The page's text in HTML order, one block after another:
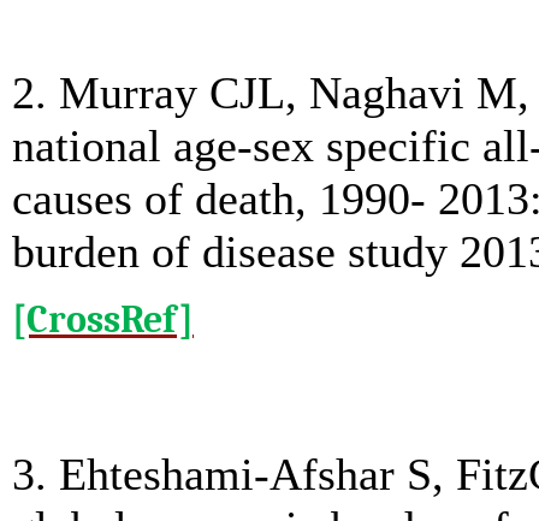
2. Murray CJL, Naghavi
national age-sex specific
causes of death, 1990-
burden of disease study
[CrossRef]
3. Ehteshami-Afshar S,